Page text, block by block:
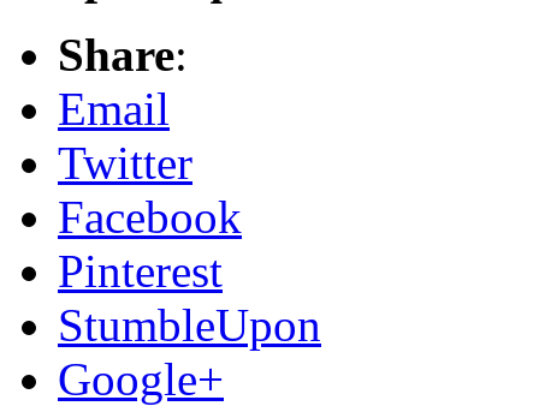
Share:
Email
Twitter
Facebook
Pinterest
StumbleUpon
Google+